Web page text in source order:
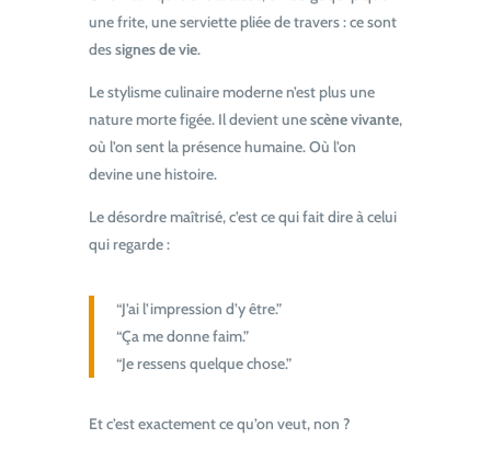
une frite, une serviette pliée de travers : ce sont
dessignes de vie.
Le stylisme culinaire moderne n’est plus une
nature morte figée. Il devient unescène vivante,
où l’on sent la présence humaine. Où l’on
devine une histoire.
Le désordre maîtrisé, c’est ce qui fait dire à celui
qui regarde :
“J’ai l’impression d’y être.”
“Ça me donne faim.”
“Je ressens quelque chose.”
Et c’est exactement ce qu’on veut, non ?